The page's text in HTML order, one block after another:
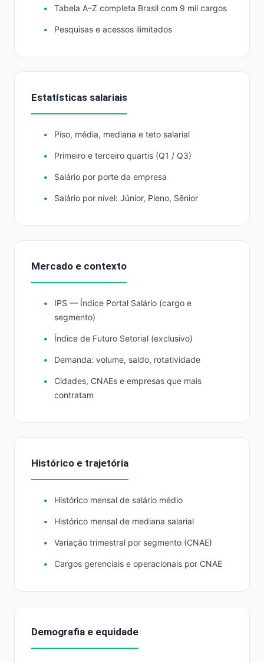
Tabela A–Z completa Brasil com 9 mil cargos
Pesquisas e acessos ilimitados
Estatísticas salariais
Piso, média, mediana e teto salarial
Primeiro e terceiro quartis (Q1 / Q3)
Salário por porte da empresa
Salário por nível: Júnior, Pleno, Sênior
Mercado e contexto
IPS — Índice Portal Salário (cargo e
segmento)
Índice de Futuro Setorial (exclusivo)
Demanda: volume, saldo, rotatividade
Cidades, CNAEs e empresas que mais
contratam
Histórico e trajetória
Histórico mensal de salário médio
Histórico mensal de mediana salarial
Variação trimestral por segmento (CNAE)
Cargos gerenciais e operacionais por CNAE
Demografia e equidade